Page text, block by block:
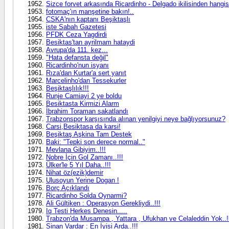
Sizce forvet arkasında Ricardinho - Delgado ikilisinden
fotomaç'ın manşetine bakın!..
CSKA'nın kaptanı Beşiktaşlı
iste Sabah Gazetesi
PFDK Ceza Yagdirdi
Besiktas'tan ayrilmam hataydi
Avrupa'da 111. kez...
"Hata defansta değil"
Ricardinho'nun isyanı
Rıza'dan Kurtar'a sert yanıt
Marcelinho'dan Tessekurler
Beşiktaşlılık!!!
Runje Camiayi 2 ye boldu
Besiktasta Kirmizi Alarm
İbrahim Toraman sakatlandı
Trabzonspor karşısında alınan yenilgiyi neye bağlıyorsunuz?
Carsi,Besiktasa da karsi!
Beşiktaş Aşkina Tam Destek
Baki: "Tepki son derece normal.."
Mevlana Gibiyim..!!!
Nobre İçin Gol Zamanı..!!!
Ülker'le 5 Yıl Daha..!!!
Nihat öz(ezik)demir
Ulusoyun Yerine Dogan !
Borç Açıklandı
Ricardinho Solda Oynarmi?
Ali Gültiken : Operasyon Gerekliydi..!!!
Iq Testi Herkes Denesin.....
Trabzon'da Musampa , Yattara , Ufukhan ve Celaleddin
Sinan Vardar : En İyisi Arda..!!!